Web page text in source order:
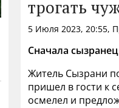
трогать
5 Июля 2023, 20:55,
Сначала
Житель Сызрани
пришел в гости к
осмелел и